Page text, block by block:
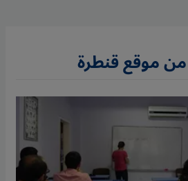
موقع قنطرة